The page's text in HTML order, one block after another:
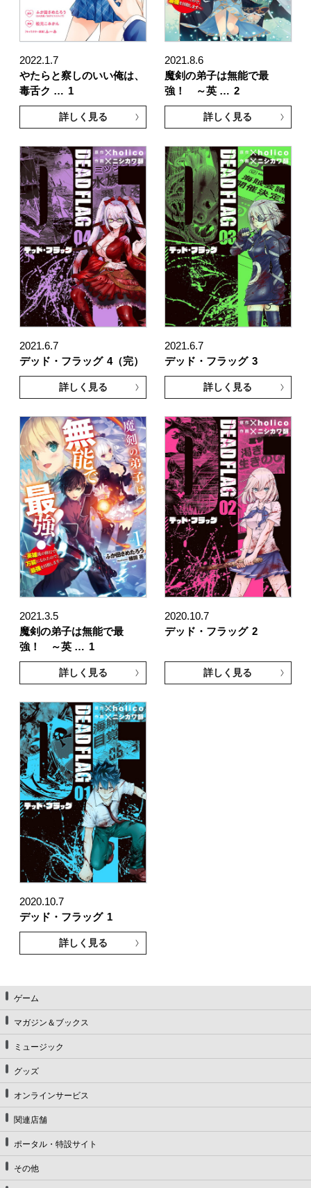
2022.1.7
やたらと察しのいい俺は、
毒舌ク … 1
詳しく見る
2021.8.6
魔剣の弟子は無能で最
強！ ～英 … 2
詳しく見る
2021.6.7
デッド・フラッグ 4（完）
詳しく見る
2021.6.7
デッド・フラッグ 3
詳しく見る
2021.3.5
魔剣の弟子は無能で最
強！ ～英 … 1
詳しく見る
2020.10.7
デッド・フラッグ 2
詳しく見る
2020.10.7
デッド・フラッグ 1
詳しく見る
ゲーム
マガジン＆ブックス
ミュージック
グッズ
オンラインサービス
関連店舗
ポータル・特設サイト
その他